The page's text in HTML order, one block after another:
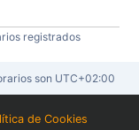
registrados
son UTC+02:00
de Cookies